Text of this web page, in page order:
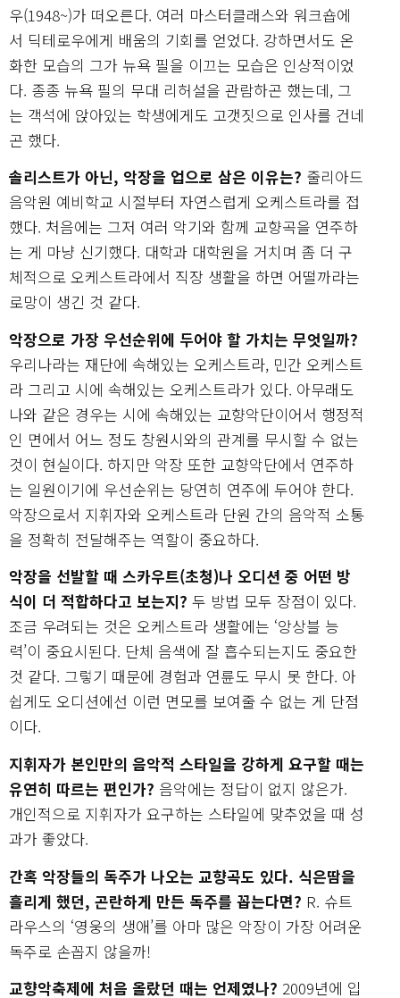
우(1948~)가 떠오른다. 여러 마스터클래스와 워크숍에
서 딕테로우에게 배움의 기회를 얻었다. 강하면서도 온
화한 모습의 그가 뉴욕 필을 이끄는 모습은 인상적이었
다. 종종 뉴욕 필의 무대 리허설을 관람하곤 했는데, 그
는 객석에 앉아있는 학생에게도 고갯짓으로 인사를 건네
곤 했다.
솔리스트가 아닌, 악장을 업으로 삼은 이유는? 줄리아드
음악원 예비학교 시절부터 자연스럽게 오케스트라를 접
했다. 처음에는 그저 여러 악기와 함께 교향곡을 연주하
는 게 마냥 신기했다. 대학과 대학원을 거치며 좀 더 구
체적으로 오케스트라에서 직장 생활을 하면 어떨까라는
로망이 생긴 것 같다.
악장으로 가장 우선순위에 두어야 할 가치는 무엇일까?
우리나라는 재단에 속해있는 오케스트라, 민간 오케스트
라 그리고 시에 속해있는 오케스트라가 있다. 아무래도
나와 같은 경우는 시에 속해있는 교향악단이어서 행정적
인 면에서 어느 정도 창원시와의 관계를 무시할 수 없는
것이 현실이다. 하지만 악장 또한 교향악단에서 연주하
는 일원이기에 우선순위는 당연히 연주에 두어야 한다.
악장으로서 지휘자와 오케스트라 단원 간의 음악적 소통
을 정확히 전달해주는 역할이 중요하다.
악장을 선발할 때 스카우트(초청)나 오디션 중 어떤 방
식이 더 적합하다고 보는지? 두 방법 모두 장점이 있다.
조금 우려되는 것은 오케스트라 생활에는 ‘앙상블 능
력’이 중요시된다. 단체 음색에 잘 흡수되는지도 중요한
것 같다. 그렇기 때문에 경험과 연륜도 무시 못 한다. 아
쉽게도 오디션에선 이런 면모를 보여줄 수 없는 게 단점
이다.
지휘자가 본인만의 음악적 스타일을 강하게 요구할 때는
유연히 따르는 편인가? 음악에는 정답이 없지 않은가.
개인적으로 지휘자가 요구하는 스타일에 맞추었을 때 성
과가 좋았다.
간혹 악장들의 독주가 나오는 교향곡도 있다. 식은땀을
흘리게 했던, 곤란하게 만든 독주를 꼽는다면? R. 슈트
라우스의 ‘영웅의 생애’를 아마 많은 악장이 가장 어려운
독주로 손꼽지 않을까!
교향악축제에 처음 올랐던 때는 언제였나? 2009년에 입